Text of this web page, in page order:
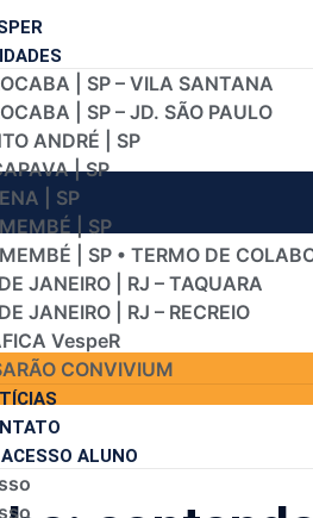
| SP – VILA SANTANA
| SP – JD. SÃO PAULO
ANDRÉ | SP
| SP
| SP
| SP
| SP • TERMO DE
JANEIRO | RJ – TAQUARA
JANEIRO | RJ – RECREIO
VespeR
CONVIVIUM
ACESSO ALUNO